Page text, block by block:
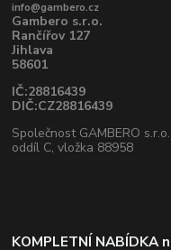
info@gambero.cz
Gambero s.r.o.
Rančířov 127
Jihlava
58601
IČ:28816439
DIČ:CZ28816439
Společnost GAMBERO
oddíl C, vložka 88958
KOMPLETNÍ NABÍDKA